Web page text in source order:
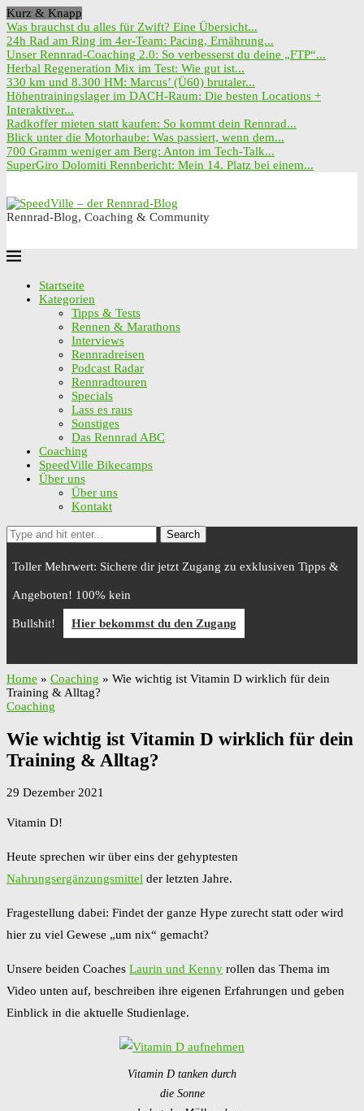
Kurz & Knapp
Was brauchst du alles für Zwift? Eine Übersicht...
24h Rad am Ring im 4er-Team: Pacing, Ernährung...
Unser Rennrad-Coaching 2.0: So verbesserst du deine „FTP“...
Herbal Regeneration Mix im Test: Wie gut ist...
330 km und 8.300 HM: Marcus’ (Ü60) brutaler...
Höhentrainingslager im DACH-Raum: Die besten Locations +
Interaktiver...
Radkoffer mieten statt kaufen: So kommt dein Rennrad...
Blick unter die Motorhaube: Was passiert, wenn dem...
700 Gramm weniger am Berg: Anton im Tech-Talk...
SuperGiro Dolomiti Rennbericht: Mein 14. Platz bei einem...
Rennrad-Blog, Coaching & Community
Startseite
Kategorien
Tipps & Tests
Rennen & Marathons
Interviews
Rennradreisen
Podcast Radar
Rennradtouren
Specials
Lass es raus
Sonstiges
Das Rennrad ABC
Coaching
SpeedVille Bikecamps
Über uns
Über uns
Kontakt
Search
Toller Mehrwert: Sichere dir jetzt Zugang zu exklusiven Tipps &
Angeboten! 100% kein
Bullshit! Hier bekommst du den Zugang
Home » Coaching » Wie wichtig ist Vitamin D wirklich für dein
Training & Alltag?
Coaching
Wie wichtig ist Vitamin D wirklich für dein
Training & Alltag?
29 Dezember 2021
Vitamin D!
Heute sprechen wir über eins der gehyptesten
Nahrungsergänzungsmittel der letzten Jahre.
Fragestellung dabei: Findet der ganze Hype zurecht statt oder wird
hier zu viel Gewese „um nix“ gemacht?
Unsere beiden Coaches Laurin und Kenny rollen das Thema im
Video unten auf, beschreiben ihre eigenen Erfahrungen und geben
Einblick in die aktuelle Studienlage.
Vitamin D tanken durch
die Sonne